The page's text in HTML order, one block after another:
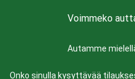
Voimmeko
Autamme
Onko sinulla kysyttävää